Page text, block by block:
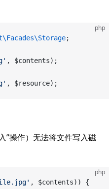
php
;
, $contents);
, $resource);
”操作）无法将文件写入磁
php
, $contents)) {